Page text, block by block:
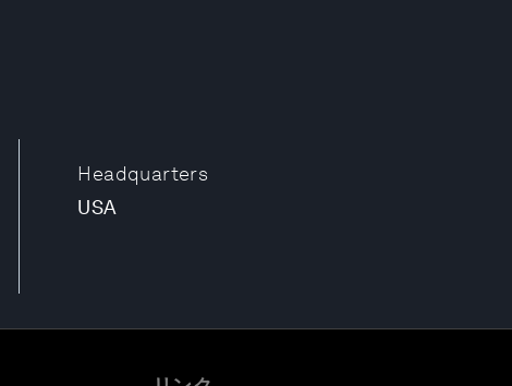
Headquarters
USA